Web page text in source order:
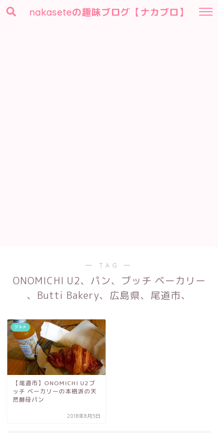
nakaseteの趣味ブログ【ナカブロ】
― TAG ―
ONOMICHI U2、パン、ブッチ ベーカリー
、Butti Bakery、広島県、尾道市、
グルメ
【尾道市】ONOMICHI U2ブ
ッチ ベーカリーの本格派の天
然酵母パン
2018年8月5日